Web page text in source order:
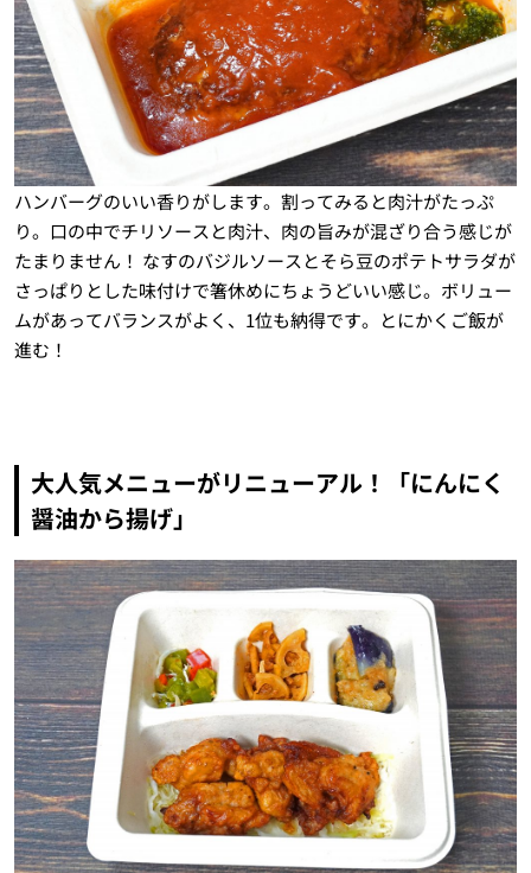
ハンバーグのいい香りがします。割ってみると肉汁がたっぷ
り。口の中でチリソースと肉汁、肉の旨みが混ざり合う感じが
たまりません！ なすのバジルソースとそら豆のポテトサラダが
さっぱりとした味付けで箸休めにちょうどいい感じ。ボリュー
ムがあってバランスがよく、1位も納得です。とにかくご飯が
進む！
大人気メニューがリニューアル！「にんにく
醤油から揚げ」